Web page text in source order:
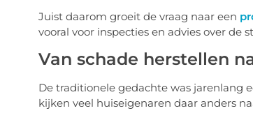
Juist daarom groeit de vraag naar een
vooral voor inspecties en advies over de
Van schade herstellen
De traditionele gedachte was jarenlang
kijken veel huiseigenaren daar anders